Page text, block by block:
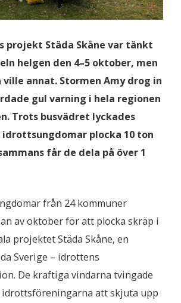
projekt Städa Skåne var tänkt
helgen den 4–5 oktober, men
annat. Stormen Amy drog in
gul varning i hela regionen
Trots busvädret lyckades
idrottsungdomar plocka 10 ton
får de dela på över 1
från 24 kommuner
av oktober för att plocka skräp i
projektet Städa Skåne, en
Sverige – idrottens
De kraftiga vindarna tvingade
idrottsföreningarna att skjuta upp